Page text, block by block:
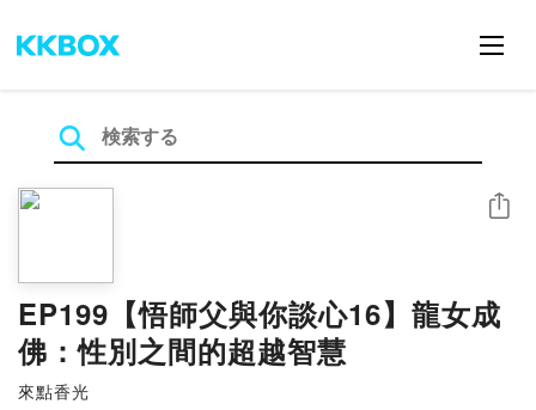
EP199【悟師父與你談心16】龍女成
佛：性別之間的超越智慧
來點香光
シェア